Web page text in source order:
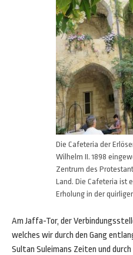
Die Cafeteria der
Wilhelm II. 1898
Zentrum des
Land. Die Cafeteria ist
Erholung in der
Am Jaffa-Tor, der
welches wir durch den Gang
Sultan Suleimans Zeiten und